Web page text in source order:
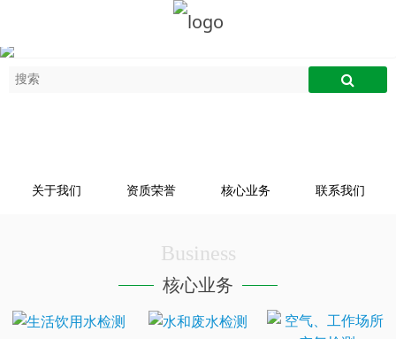
关于我们 资质荣誉 核心业务 联系我们
Business
核心业务